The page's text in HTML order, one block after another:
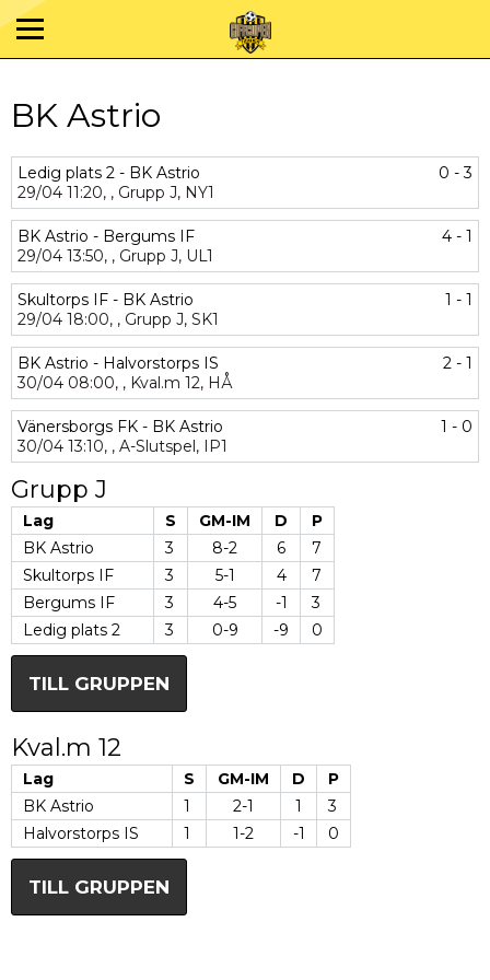
BK Astrio
Ledig plats 2 - BK Astrio
0 - 3
29/04 11:20, , Grupp J, NY1
BK Astrio - Bergums IF
4 - 1
29/04 13:50, , Grupp J, UL1
Skultorps IF - BK Astrio
1 - 1
29/04 18:00, , Grupp J, SK1
BK Astrio - Halvorstorps IS
2 - 1
30/04 08:00, , Kval.m 12, HÅ
Vänersborgs FK - BK Astrio
1 - 0
30/04 13:10, , A-Slutspel, IP1
Grupp J
Lag S GM-IM D
P
BK Astrio
3 8-2 6
7
Skultorps IF
3 5-1 4
7
Bergums IF
3 4-5 -1
3
Ledig plats 2
3 0-9 -9 0
TILL GRUPPEN
Kval.m 12
Lag S GM-IM D
P
BK Astrio
1 2-1 1
3
Halvorstorps IS
1 1-2 -1 0
TILL GRUPPEN